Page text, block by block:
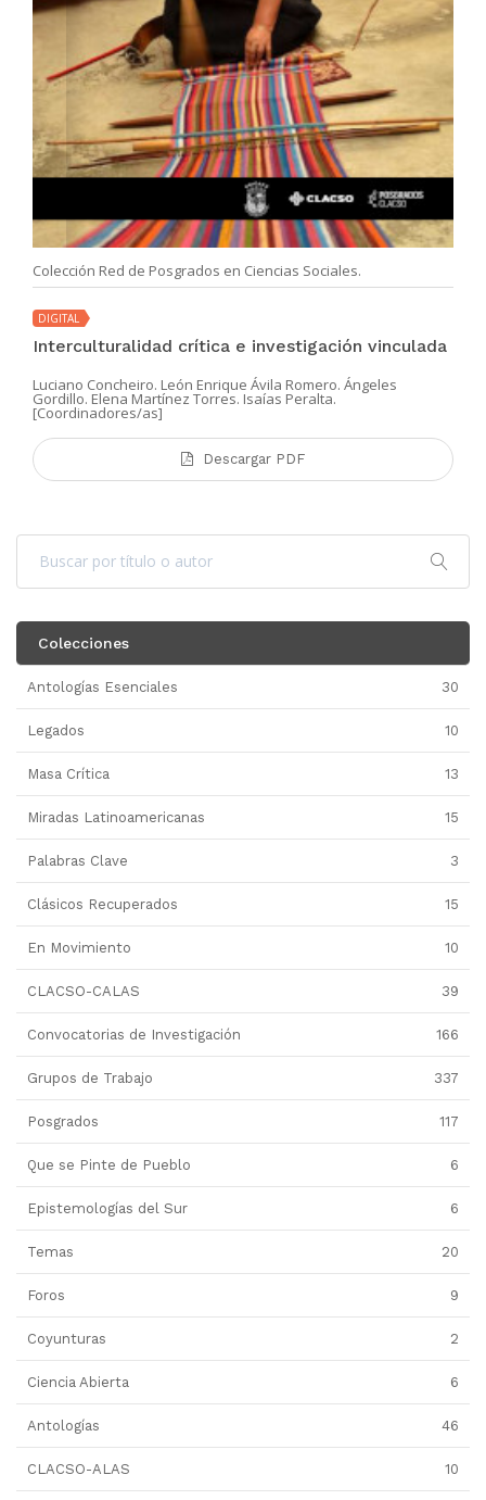
Colección Red de Posgrados en Ciencias Sociales.
DIGITAL
Interculturalidad crítica e investigación vinculada
Luciano Concheiro. León Enrique Ávila Romero. Ángeles
Gordillo. Elena Martínez Torres. Isaías Peralta.
[Coordinadores/as]
Descargar PDF
Colecciones
Antologías Esenciales 30
Legados 10
Masa Crítica 13
Miradas Latinoamericanas 15
Palabras Clave 3
Clásicos Recuperados 15
En Movimiento 10
CLACSO-CALAS 39
Convocatorias de Investigación 166
Grupos de Trabajo 337
Posgrados 117
Que se Pinte de Pueblo 6
Epistemologías del Sur 6
Temas 20
Foros 9
Coyunturas 2
Ciencia Abierta 6
Antologías 46
CLACSO-ALAS 10